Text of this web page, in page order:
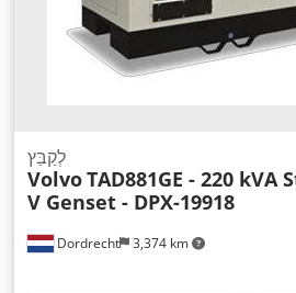
Dordrecht 3,374 km
לְקַבֵּץ
VolvoTAD881GE - 220 kVA
V Genset - DPX-19918